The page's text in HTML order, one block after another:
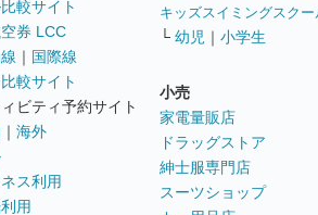
較サイト
券 LCC
｜ 国際線
較サイト
ビティ予約サイト
｜ 海外
ス利用
用
キッズスイミングスクー
└ 幼児 ｜ 小学生
小売
家電量販店
ドラッグストア
紳士服専門店
スーツショップ